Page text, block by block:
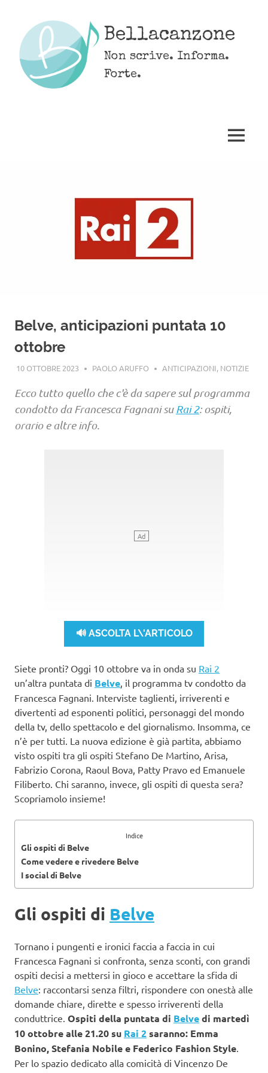
content
Bellacanzone
Non scrive. Informa.
Forte.
MENU
Belve, anticipazioni puntata 10
ottobre
10 OTTOBRE 2023 PAOLO ARUFFO ANTICIPAZIONI, NOTIZIE
Ecco tutto quello che c'è da sapere sul programma
condotto da Francesca Fagnani suRai 2: ospiti,
orario e altre info.
🔊 ASCOLTA L\'ARTICOLO
Siete pronti? Oggi 10 ottobre va in onda su Rai 2
un’altra puntata di Belve , il programma tv condotto da
Francesca Fagnani. Interviste taglienti, irriverenti e
divertenti ad esponenti politici, personaggi del mondo
della tv, dello spettacolo e del giornalismo. Insomma, ce
n’è per tutti. La nuova edizione è già partita, abbiamo
visto ospiti tra gli ospiti Stefano De Martino, Arisa,
Fabrizio Corona, Raoul Bova, Patty Pravo ed Emanuele
Filiberto. Chi saranno, invece, gli ospiti di questa sera?
Scopriamolo insieme!
Indice
Gli ospiti di Belve
Come vedere e rivedere Belve
I social di Belve
Gli ospiti di Belve
Tornano i pungenti e ironici faccia a faccia in cui
Francesca Fagnani si confronta, senza sconti, con grandi
ospiti decisi a mettersi in gioco e accettare la sfida di
Belve: raccontarsi senza filtri, rispondere con onestà alle
domande chiare, dirette e spesso irriverenti della
conduttrice. Ospiti della puntata di Belvedi martedì
10 ottobre alle 21.20 su Rai 2saranno: Emma
Bonino, Stefania Nobile e Federico Fashion Style
Per lo spazio dedicato alla comicità di Vincenzo De